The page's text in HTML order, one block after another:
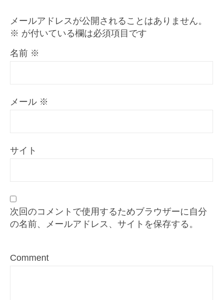
メールアドレスが公開されることはありません。
※ が付いている欄は必須項目です
名前 ※
メール ※
サイト
次回のコメントで使用するためブラウザーに自分
の名前、メールアドレス、サイトを保存する。
Comment